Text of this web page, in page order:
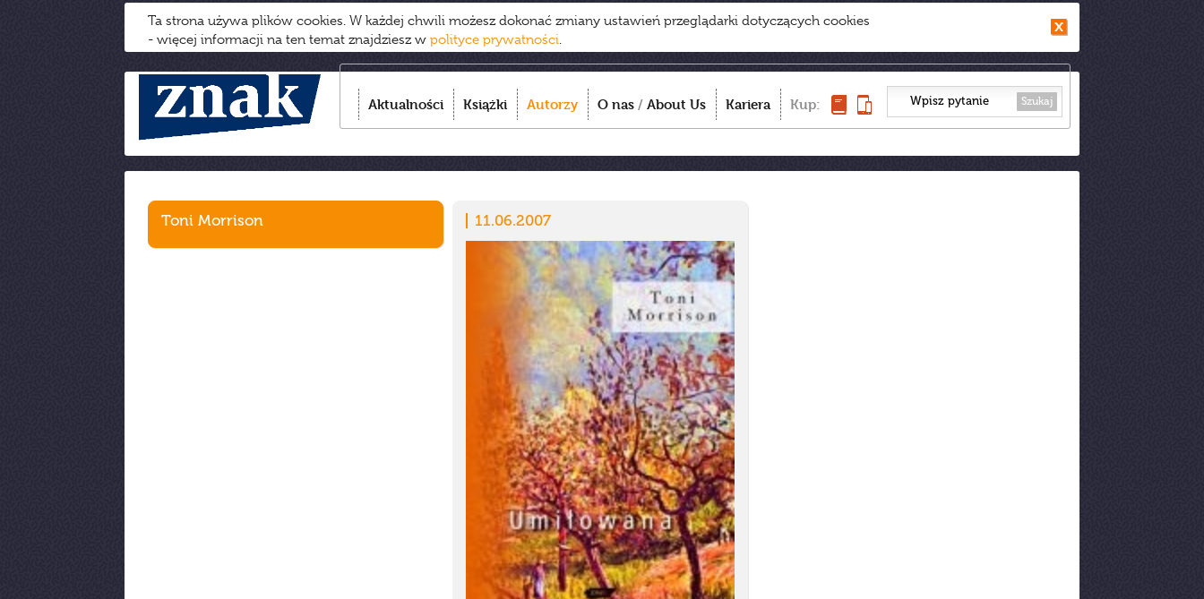
Ta strona używa plików cookies. W każdej chwili możesz dokonać zmiany ustawień przeglądarki dotyczących cookies
- więcej informacji na ten temat znajdziesz w polityce prywatności.
Aktualności Książki Autorzy O nas / About Us Kariera Kup: Szukaj
Toni Morrison 11.06.2007